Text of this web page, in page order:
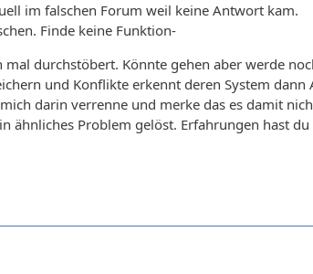
im falschen Forum weil keine Antwort kam.
Finde keine Funktion-
mal durchstöbert. Könnte gehen aber werde
und Konflikte erkennt deren System dann
darin verrenne und merke das es damit
ähnliches Problem gelöst. Erfahrungen hast